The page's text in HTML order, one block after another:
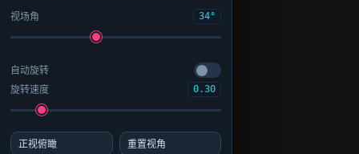
视场角 34°
自动旋转
旋转速度
0.30
正视俯瞰 重置视角